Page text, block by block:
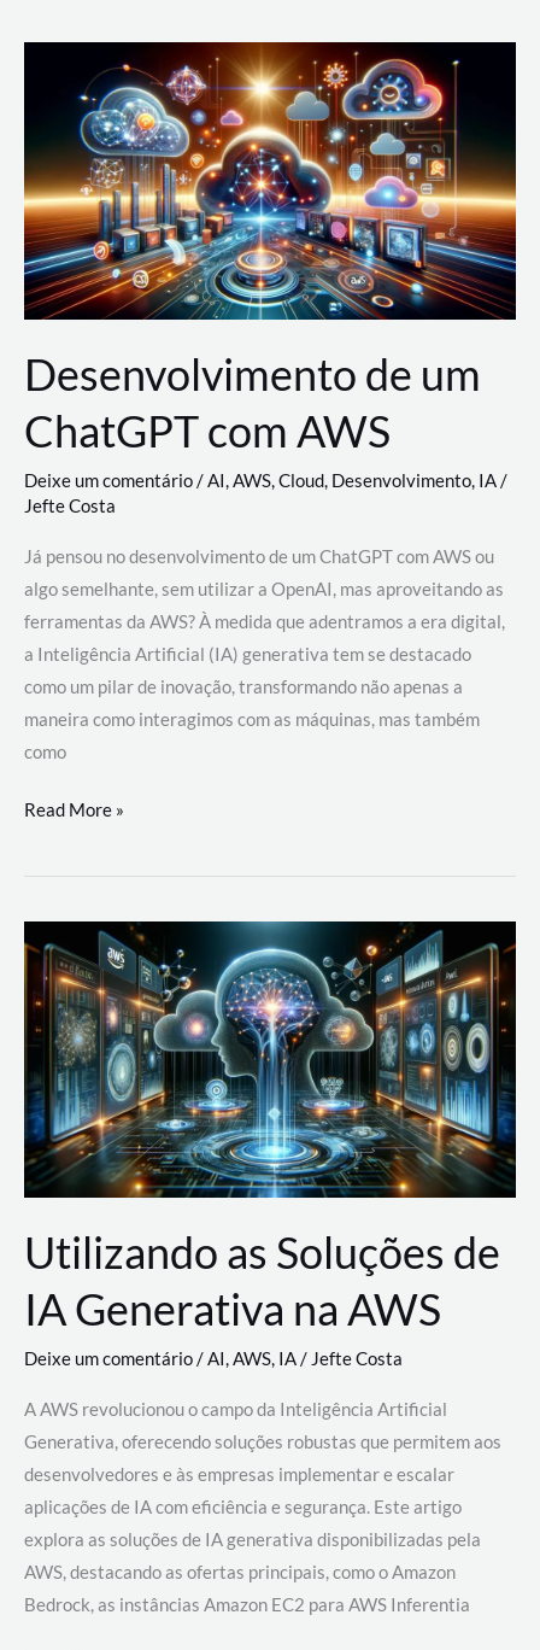
Nuvem:
Google
Cloud,
AWS
e
Azure
Desenvolvimento de um
ChatGPT com AWS
Deixe um comentário/AI,AWS,Cloud, Desenvolvimento, IA/
Jefte Costa
Já pensou no desenvolvimento de um ChatGPT com AWS ou
algo semelhante, sem utilizar a OpenAI, mas aproveitando as
ferramentas da AWS? À medida que adentramos a era digital,
a Inteligência Artificial (IA) generativa tem se destacado
como um pilar de inovação, transformando não apenas a
maneira como interagimos com as máquinas, mas também
como
Desenvolvimento
um
com
AWS
Read More »
Utilizando as Soluções de
IA Generativa na AWS
Deixe um comentário/AI,AWS, IA/Jefte Costa
A AWS revolucionou o campo da Inteligência Artificial
Generativa, oferecendo soluções robustas que permitem aos
desenvolvedores e às empresas implementar e escalar
aplicações de IA com eficiência e segurança. Este artigo
explora as soluções de IA generativa disponibilizadas pela
AWS, destacando as ofertas principais, como o Amazon
Bedrock, as instâncias Amazon EC2 para AWS Inferentia